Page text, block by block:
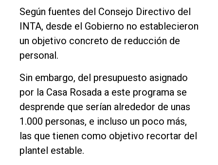
Deportes
Fúnebres
Edición
Empresa
Nosotros
Contacto
Según fuentes del Consejo Directivo del
INTA, desde el Gobierno no establecieron
un objetivo concreto de reducción de
personal.
Sin embargo, del presupuesto asignado
por la Casa Rosada a este programa se
desprende que serían alrededor de unas
1.000 personas, e incluso un poco más,
las que tienen como objetivo recortar del
plantel estable.